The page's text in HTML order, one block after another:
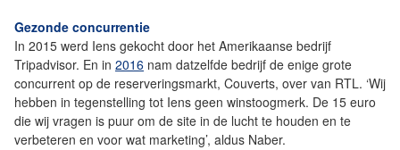
Gezonde concurrentie
In 2015 werd Iens gekocht door het Amerikaanse bedrijf
Tripadvisor. En in 2016 nam datzelfde bedrijf de enige grote
concurrent op de reserveringsmarkt, Couverts, over van RTL. ‘Wij
hebben in tegenstelling tot Iens geen winstoogmerk. De 15 euro
die wij vragen is puur om de site in de lucht te houden en te
verbeteren en voor wat marketing’, aldus Naber.